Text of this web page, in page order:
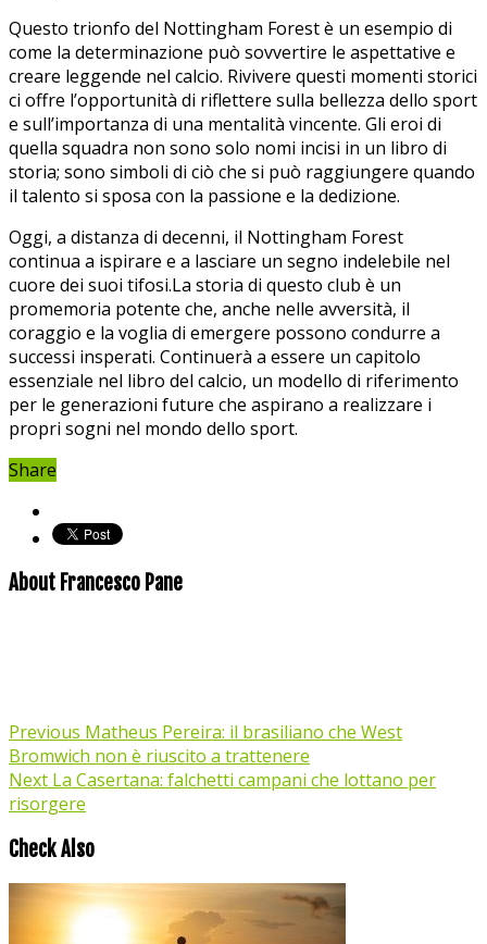
Questo trionfo del Nottingham Forest è un esempio di
‌come la determinazione ⁢può sovvertire le aspettative e
creare leggende nel calcio. ​Rivivere ⁢questi momenti storici
ci offre‍ l’opportunità di riflettere sulla bellezza dello ⁤sport
​e‍ sull’importanza ⁢di una mentalità vincente. Gli eroi di⁢
quella ‌squadra non sono solo nomi incisi‍ in un‍ libro di
storia; sono simboli di ciò che si può raggiungere quando
‌il talento si sposa con la passione e la dedizione.
Oggi, a distanza​ di⁢ decenni, il Nottingham Forest
continua⁢ a ispirare ​e a lasciare un ⁤segno indelebile⁢ nel
cuore dei⁤ suoi ‍tifosi.La storia di questo club⁣ è un⁤
promemoria‍ potente che,‍ anche nelle​ avversità, il
coraggio e la voglia di emergere possono condurre a
successi insperati. ‍Continuerà a essere un ⁤capitolo
essenziale nel libro del⁢ calcio, ⁣un modello di riferimento
per le​ generazioni⁤ future ⁤che aspirano‍ a ⁢realizzare i
propri sogni‌ nel⁣ mondo⁣ dello ‍sport.
Share
About Francesco Pane
Previous Matheus Pereira: il brasiliano che West
Bromwich non è riuscito a trattenere
Next La Casertana: falchetti campani che lottano per
risorgere
Check Also